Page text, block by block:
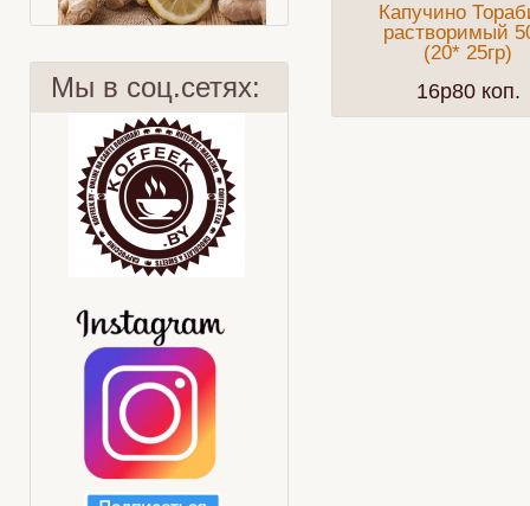
Бодрит не хуже!
Мы в соц.сетях:
Капучино
растворимый
(20* 25гр)
16p80 коп.